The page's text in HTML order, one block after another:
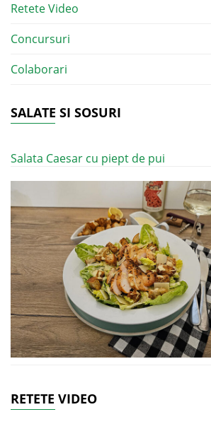
Retete Video
Concursuri
Colaborari
SALATE SI SOSURI
Salata Caesar cu piept de pui
RETETE VIDEO